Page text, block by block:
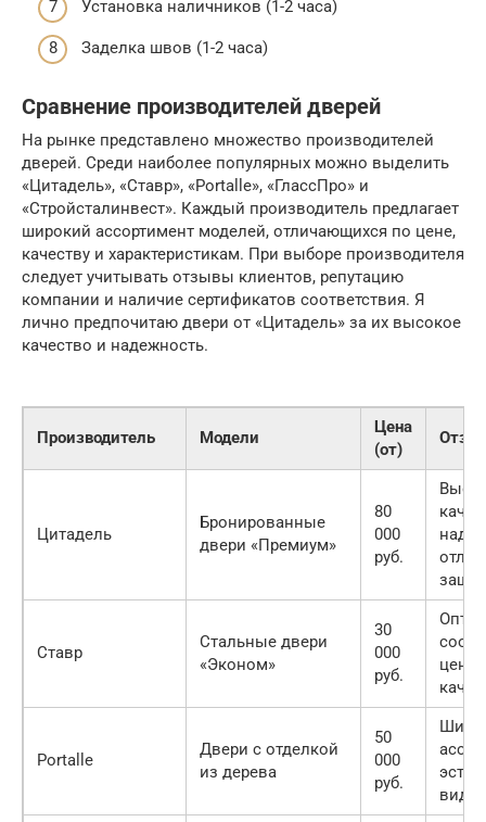
Установка наличников (1-2 часа)
Заделка швов (1-2 часа)
Сравнение производителей дверей
На рынке представлено множество производителей
дверей. Среди наиболее популярных можно выделить
«Цитадель», «Ставр», «Portalle», «ГлассПро» и
«Стройсталинвест». Каждый производитель предлагает
широкий ассортимент моделей, отличающихся по цене,
качеству и характеристикам. При выборе производителя
следует учитывать отзывы клиентов, репутацию
компании и наличие сертификатов соответствия. Я
лично предпочитаю двери от «Цитадель» за их высокое
качество и надежность.
Производитель Модели
Цена
(от)
Цитадель
Бронированные
двери «Премиум»
80
000
руб.
Ставр
Стальные двери
«Эконом»
30
000
руб.
цены
Portalle
Двери с отделкой
из дерева
50
000
руб.
вид